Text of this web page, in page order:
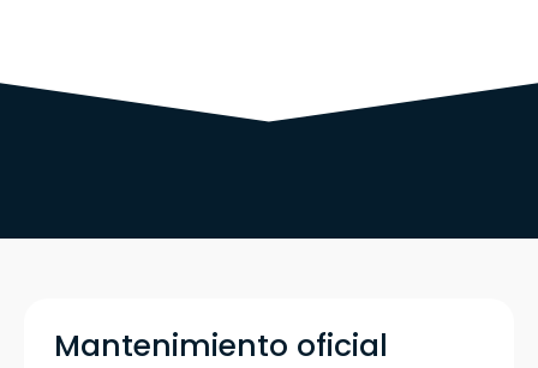
Mantenimiento oficial